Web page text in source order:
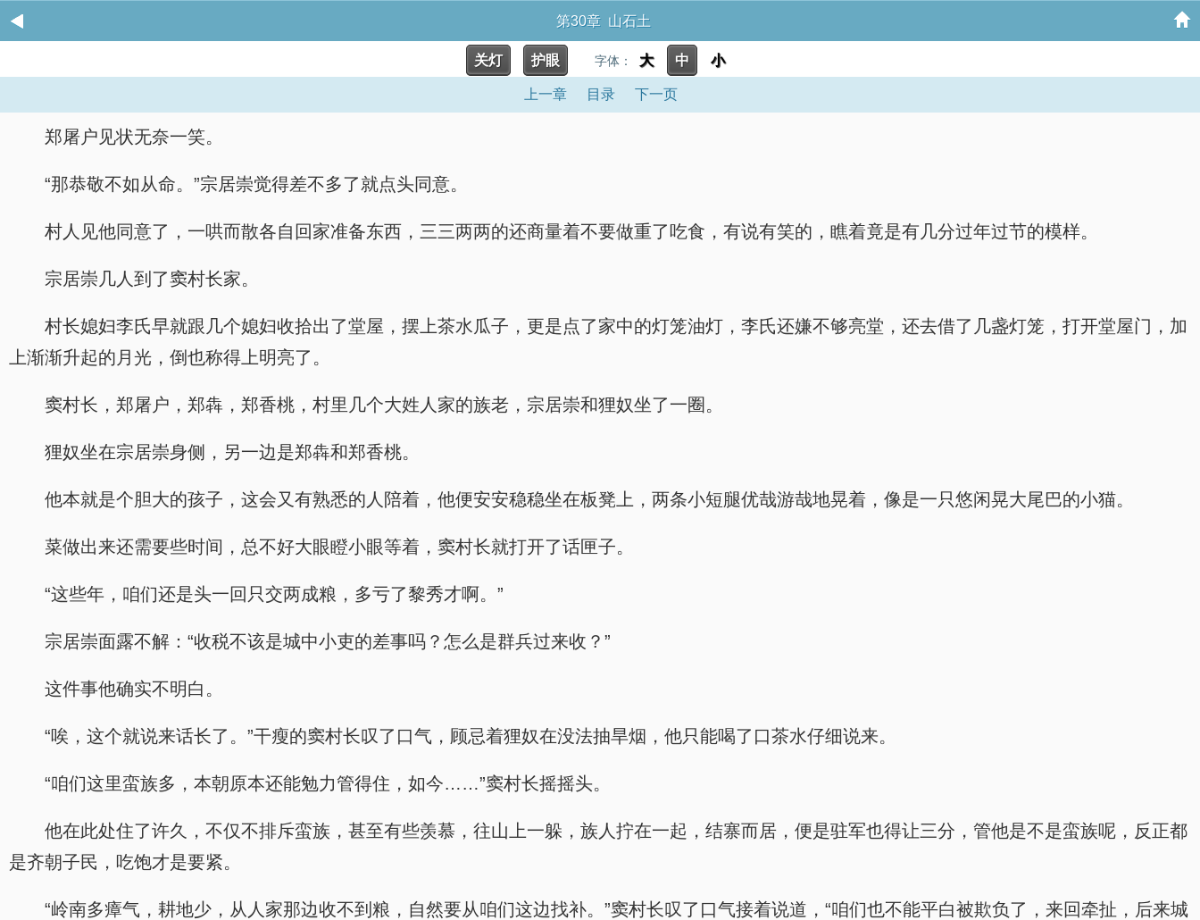
第30章 山石土
关灯 护眼 字体： 大 中 小
上一章 目录 下一页
郑屠户见状无奈一笑。
“那恭敬不如从命。”宗居崇觉得差不多了就点头同意。
村人见他同意了，一哄而散各自回家准备东西，三三两两的还商量着不要做重了吃食，有说有笑的，瞧着竟是有几分过年过节的模样。
宗居崇几人到了窦村长家。
村长媳妇李氏早就跟几个媳妇收拾出了堂屋，摆上茶水瓜子，更是点了家中的灯笼油灯，李氏还嫌不够亮堂，还去借了几盏灯笼，打开堂屋门，加
上渐渐升起的月光，倒也称得上明亮了。
窦村长，郑屠户，郑犇，郑香桃，村里几个大姓人家的族老，宗居崇和狸奴坐了一圈。
狸奴坐在宗居崇身侧，另一边是郑犇和郑香桃。
他本就是个胆大的孩子，这会又有熟悉的人陪着，他便安安稳稳坐在板凳上，两条小短腿优哉游哉地晃着，像是一只悠闲晃大尾巴的小猫。
菜做出来还需要些时间，总不好大眼瞪小眼等着，窦村长就打开了话匣子。
“这些年，咱们还是头一回只交两成粮，多亏了黎秀才啊。”
宗居崇面露不解：“收税不该是城中小吏的差事吗？怎么是群兵过来收？”
这件事他确实不明白。
“唉，这个就说来话长了。”干瘦的窦村长叹了口气，顾忌着狸奴在没法抽旱烟，他只能喝了口茶水仔细说来。
“咱们这里蛮族多，本朝原本还能勉力管得住，如今……”窦村长摇摇头。
他在此处住了许久，不仅不排斥蛮族，甚至有些羡慕，往山上一躲，族人拧在一起，结寨而居，便是驻军也得让三分，管他是不是蛮族呢，反正都
是齐朝子民，吃饱才是要紧。
“岭南多瘴气，耕地少，从人家那边收不到粮，自然要从咱们这边找补。”窦村长叹了口气接着说道，“咱们也不能平白被欺负了，来回牵扯，后来城